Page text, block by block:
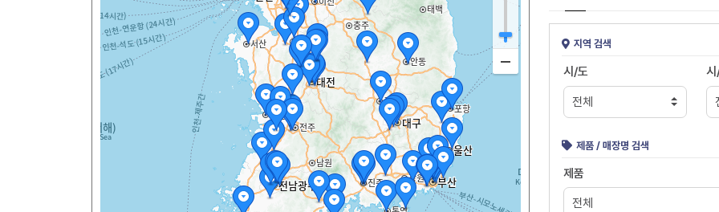
지역 검색
시/도
제품 / 매장명 검색
제품